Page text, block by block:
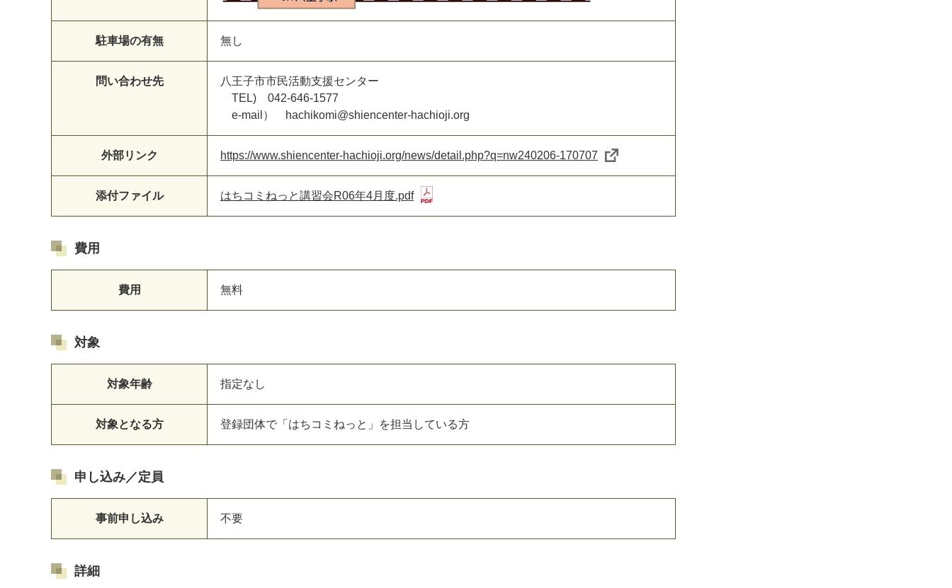
駐車場の有無 無し
問い合わせ先
八王子市市民活動支援センター
TEL) 042-646-1577
e-mail） hachikomi@shiencenter-hachioji.org
外部リンク https://www.shiencenter-hachioji.org/news/detail.php?q=nw240206-170707
添付ファイル はちコミねっと講習会R06年4月度.pdf
費用
費用 無料
対象
対象年齢 指定なし
対象となる方 登録団体で「はちコミねっと」を担当している方
申し込み／定員
事前申し込み 不要
詳細